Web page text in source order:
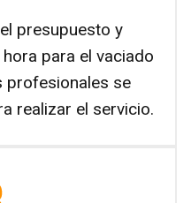
presupuesto y
para el vaciado
profesionales se
realizar el servicio.